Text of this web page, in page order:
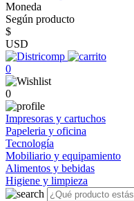
Moneda
Según producto
$
USD
0
0
Impresoras y cartuchos
Papeleria y oficina
Tecnología
Mobiliario y equipamiento
Alimentos y bebidas
Higiene y limpieza